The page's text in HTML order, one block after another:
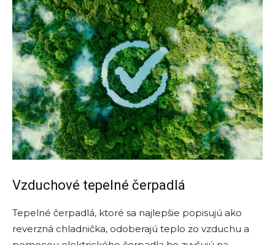
Vzduchové tepelné čerpadlá
Tepelné čerpadlá, ktoré sa najlepšie popisujú ako
reverzná chladnička, odoberajú teplo zo vzduchu a